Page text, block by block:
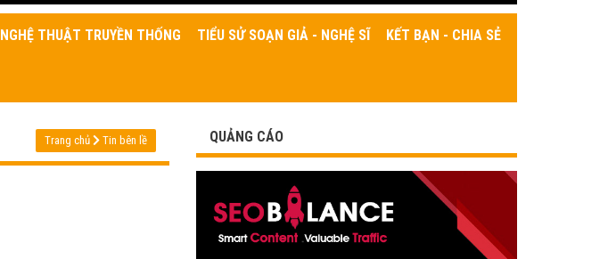
NGHỆ THUẬT TRUYỀN THỐNG TIỂU SỬ SOẠN GIẢ - NGHỆ SĨ KẾT BẠN - CHIA SẺ
Trang chủ Tin bên lề QUẢNG CÁO